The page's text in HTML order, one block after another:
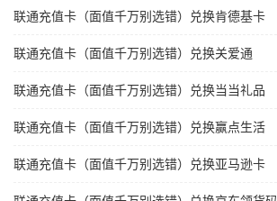
联通充值卡（面值千万别选错）兑换肯德基卡
联通充值卡（面值千万别选错）兑换关爱通
联通充值卡（面值千万别选错）兑换当当礼品
联通充值卡（面值千万别选错）兑换赢点生活
联通充值卡（面值千万别选错）兑换亚马逊卡